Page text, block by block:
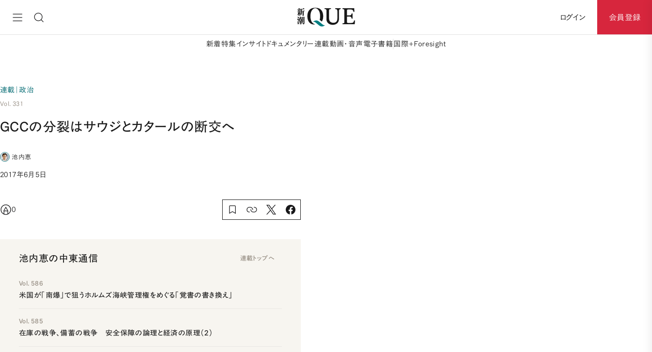
ログイン 会員登録
新着特集 インサイト ドキュメンタリー 連載動画・音声 電子書籍 国際+Foresight
連載｜政治
Vol. 331
GCCの分裂はサウジとカタールの断交へ
池内恵
2017年6月5日
0
池内恵の中東通信 連載トップへ
Vol. 586
米国が「南爆」で狙うホルムズ海峡管理権をめぐる「覚書の書き換え」
Vol. 585
在庫の戦争、備蓄の戦争 安全保障の論理と経済の原理（2）